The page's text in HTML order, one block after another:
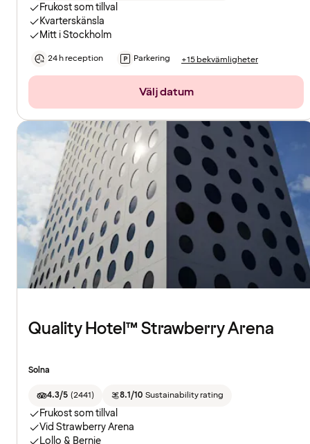
Frukost som tillval
Kvarterskänsla
Mitt i Stockholm
24 h reception Parkering +15 bekvämligheter
Välj datum
Quality Hotel™ Strawberry Arena
Solna
4.3/5 (2441) 8.1/10 Sustainability rating
Frukost som tillval
Vid Strawberry Arena
Lollo & Bernie